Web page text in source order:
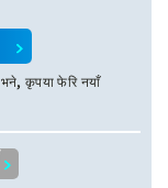
भने, कृपया फेरि नयाँ